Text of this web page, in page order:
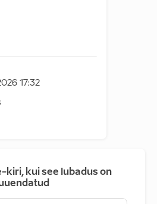
17:32
kiri, kui see lubadus on